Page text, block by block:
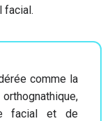
facial.
comme la
facial et de